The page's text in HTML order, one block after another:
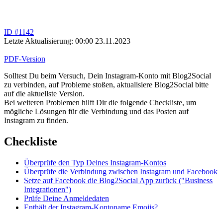
ID #1142
Letzte Aktualisierung: 00:00 23.11.2023
PDF-Version
Solltest Du beim Versuch, Dein Instagram-Konto mit Blog2Social
zu verbinden, auf Probleme stoßen, aktualisiere Blog2Social bitte
auf die aktuellste Version.
Bei weiteren Problemen hilft Dir die folgende Checkliste, um
mögliche Lösungen für die Verbindung und das Posten auf
Instagram zu finden.
Checkliste
Überprüfe den Typ Deines Instagram-Kontos
Überprüfe die Verbindung zwischen Instagram und Facebook
Setze auf Facebook die Blog2Social App zurück ("Business
Integrationen")
Prüfe Deine Anmeldedaten
Enthält der Instagram-Kontoname Emojis?